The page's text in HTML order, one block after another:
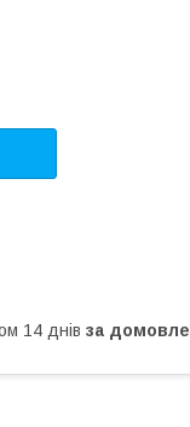
14 днів за